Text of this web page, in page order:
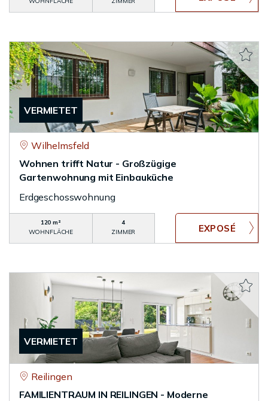
VERMIETET
Wilhelmsfeld
Wohnen trifft Natur - Großzügige
Gartenwohnung mit Einbauküche
Erdgeschosswohnung
120 m²
WOHNFLÄCHE
4
ZIMMER
VERMIETET
Reilingen
FAMILIENTRAUM IN REILINGEN - Moderne